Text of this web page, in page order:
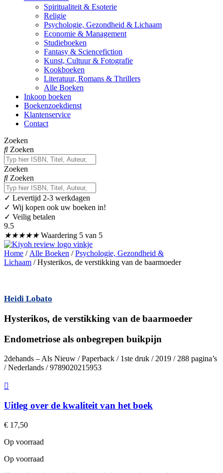
Spiritualiteit & Esoterie
Religie
Psychologie, Gezondheid & Lichaam
Economie & Management
Studieboeken
Fantasy & Sciencefiction
Kunst, Cultuur & Fotografie
Kookboeken
Literatuur, Romans & Thrillers
Alle Boeken
Inkoop boeken
Boekenzoekdienst
Klantenservice
Contact
Zoeken
Zoeken
Zoeken
Zoeken
✓ Levertijd 2-3 werkdagen
✓ Wij kopen ook uw boeken in!
✓ Veilig betalen
9.5
★★★★★ Waardering 5 van 5
Home / Alle Boeken /Psychologie, Gezondheid &
Lichaam / Hysterikos, de verstikking van de baarmoeder
Heidi Lobato
Hysterikos, de verstikking van de baarmoeder
Endometriose als onbegrepen buikpijn
2dehands – Als Nieuw / Paperback / 1ste druk / 2019 / 288 pagina’s
/ Nederlands / 9789020215953
Uitleg over de kwaliteit van het boek
€ 17,50
Op voorraad
Op voorraad